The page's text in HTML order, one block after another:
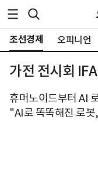
조선경제 오피니언
가전 전시회
휴머노이드부터 AI
"AI로 똑똑해진 로